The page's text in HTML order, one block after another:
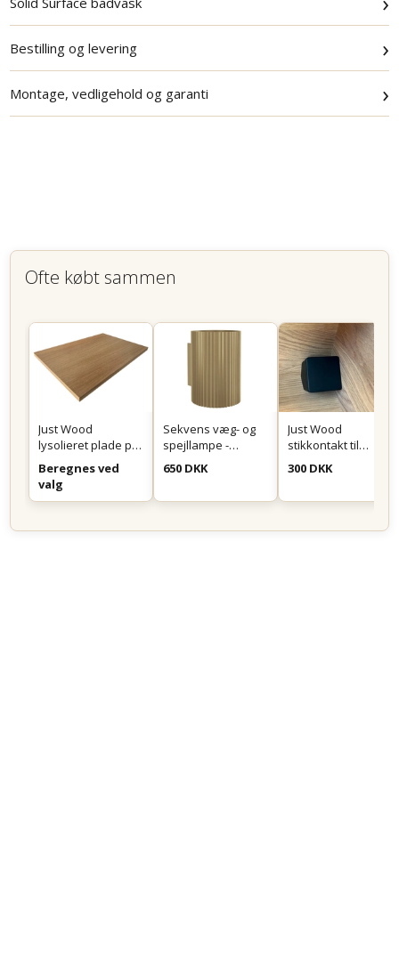
Bestilling og levering ›
Montage, vedligehold og garanti ›
Ofte købt sammen
Just Wood
lysolieret plade på
mål
Beregnes ved
valg
Sekvens væg- og
spejllampe -
Messing
650 DKK
Just Wood
stikkontakt til
montering i skuffe
eller skab - Sort
300 DKK